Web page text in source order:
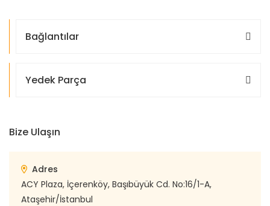
Bağlantılar
Yedek Parça
Bize Ulaşın
Adres
ACY Plaza, İçerenköy, Başıbüyük Cd. No:16/1-A,
Ataşehir/İstanbul